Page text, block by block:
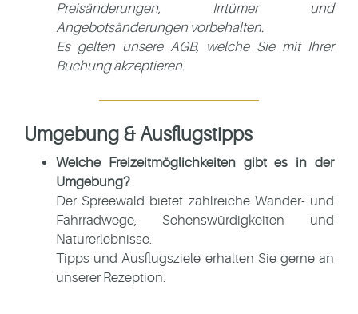
Preisänderungen, Irrtümer und
Angebotsänderungen vorbehalten.
Es gelten unsere AGB, welche Sie mit Ihrer
Buchung akzeptieren.
Umgebung & Ausflugstipps
Welche Freizeitmöglichkeiten gibt es in der
Umgebung?
Der Spreewald bietet zahlreiche Wander- und
Fahrradwege, Sehenswürdigkeiten und
Naturerlebnisse.
Tipps und Ausflugsziele erhalten Sie gerne an
unserer Rezeption.